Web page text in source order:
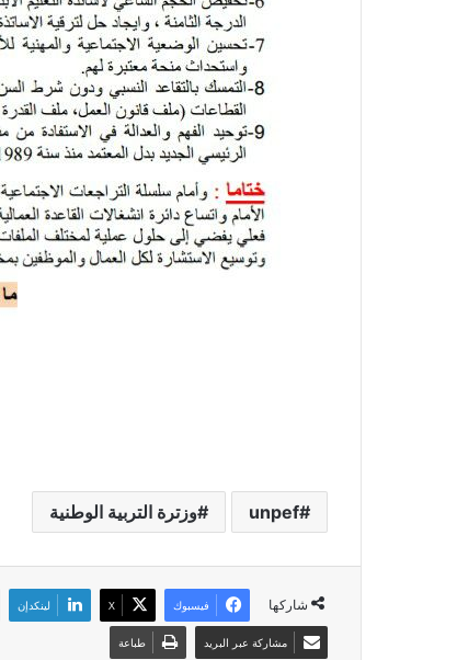
unpef وزترة التربية الوطنية
شاركها فيسبوك X لينكدإن
مشاركة عبر البريد طباعة